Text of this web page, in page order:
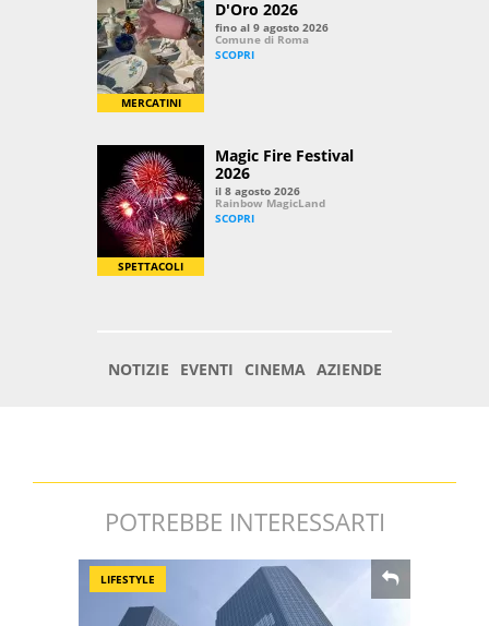
POTREBBE INTERESSARTI
LIFESTYLE